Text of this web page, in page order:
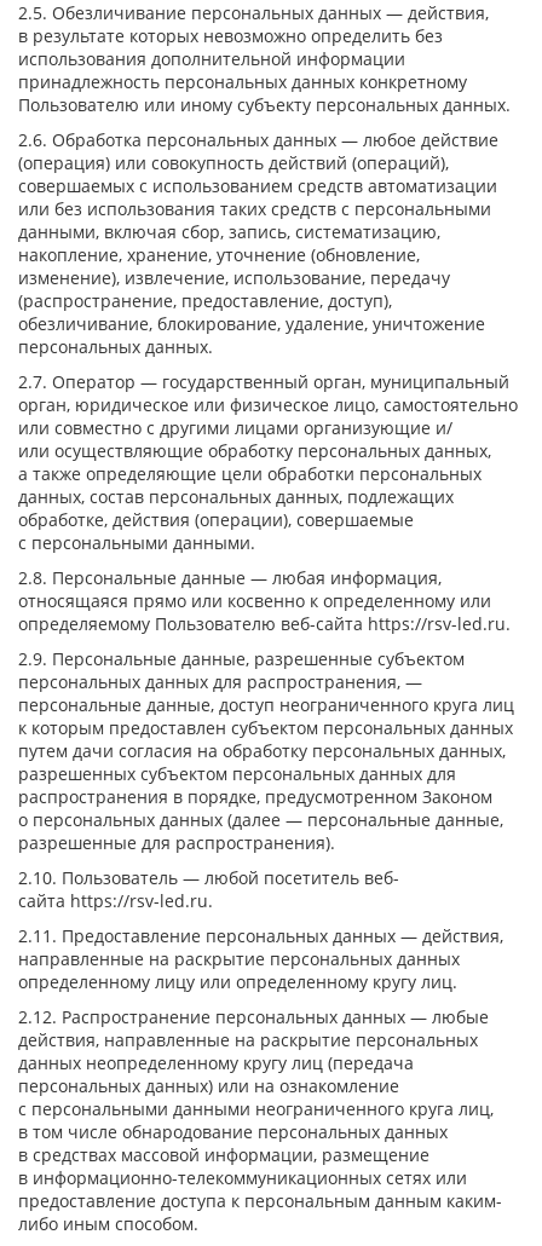
2.5. Обезличивание персональных данных — действия,
в результате которых невозможно определить без
использования дополнительной информации
принадлежность персональных данных конкретному
Пользователю или иному субъекту персональных данных.
2.6. Обработка персональных данных — любое действие
(операция) или совокупность действий (операций),
совершаемых с использованием средств автоматизации
или без использования таких средств с персональными
данными, включая сбор, запись, систематизацию,
накопление, хранение, уточнение (обновление,
изменение), извлечение, использование, передачу
(распространение, предоставление, доступ),
обезличивание, блокирование, удаление, уничтожение
персональных данных.
2.7. Оператор — государственный орган, муниципальный
орган, юридическое или физическое лицо, самостоятельно
или совместно с другими лицами организующие и/
или осуществляющие обработку персональных данных,
а также определяющие цели обработки персональных
данных, состав персональных данных, подлежащих
обработке, действия (операции), совершаемые
с персональными данными.
2.8. Персональные данные — любая информация,
относящаяся прямо или косвенно к определенному или
определяемому Пользователю веб-сайта https://rsv-led.ru.
2.9. Персональные данные, разрешенные субъектом
персональных данных для распространения, —
персональные данные, доступ неограниченного круга лиц
к которым предоставлен субъектом персональных данных
путем дачи согласия на обработку персональных данных,
разрешенных субъектом персональных данных для
распространения в порядке, предусмотренном Законом
о персональных данных (далее — персональные данные,
разрешенные для распространения).
2.10. Пользователь — любой посетитель веб-
сайта https://rsv-led.ru.
2.11. Предоставление персональных данных — действия,
направленные на раскрытие персональных данных
определенному лицу или определенному кругу лиц.
2.12. Распространение персональных данных — любые
действия, направленные на раскрытие персональных
данных неопределенному кругу лиц (передача
персональных данных) или на ознакомление
с персональными данными неограниченного круга лиц,
в том числе обнародование персональных данных
в средствах массовой информации, размещение
в информационно-телекоммуникационных сетях или
предоставление доступа к персональным данным каким-
либо иным способом.